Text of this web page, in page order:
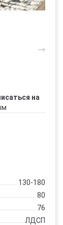
на
130-180
80
76
ЛДСП